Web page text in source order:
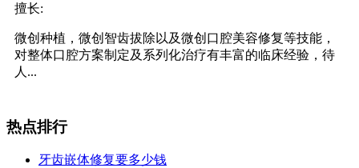
擅长:
微创种植，微创智齿拔除以及微创口腔美容修复等技能，
对整体口腔方案制定及系列化治疗有丰富的临床经验，待
人...
热点排行
牙齿嵌体修复要多少钱